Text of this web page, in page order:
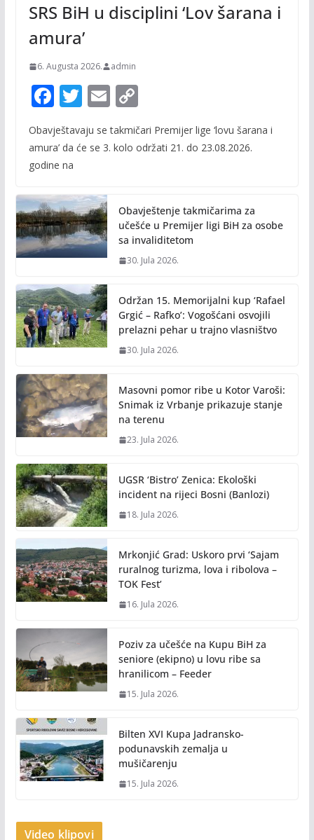
SRS BiH u disciplini ‘Lov šarana i
amura’
6. Augusta 2026. admin
F
ac
e
b
o
k
T
itt
E
m
ai
C
o
p
n
k
Obavještavaju se takmičari Premijer lige ‘lovu šarana i
amura’ da će se 3. kolo održati 21. do 23.08.2026.
godine na
Obavještenje takmičarima za
učešće u Premijer ligi BiH za osobe
sa invaliditetom
30. Jula 2026.
Održan 15. Memorijalni kup ‘Rafael
Grgić – Rafko’: Vogošćani osvojili
prelazni pehar u trajno vlasništvo
30. Jula 2026.
Masovni pomor ribe u Kotor Varoši:
Snimak iz Vrbanje prikazuje stanje
na terenu
23. Jula 2026.
UGSR ‘Bistro’ Zenica: Ekološki
incident na rijeci Bosni (Banlozi)
18. Jula 2026.
Mrkonjić Grad: Uskoro prvi ‘Sajam
ruralnog turizma, lova i ribolova –
TOK Fest’
16. Jula 2026.
Poziv za učešće na Kupu BiH za
seniore (ekipno) u lovu ribe sa
hranilicom – Feeder
15. Jula 2026.
Bilten XVI Kupa Jadransko-
podunavskih zemalja u
mušičarenju
15. Jula 2026.
Video klipovi